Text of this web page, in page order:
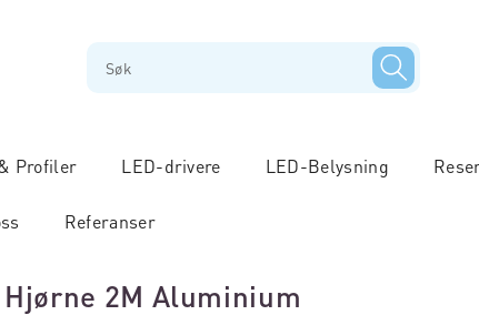
Profiler LED-drivere LED-Belysning
Referanser
2M Aluminium